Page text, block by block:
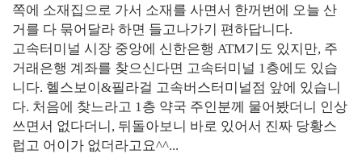
쪽에 소재집으로 가서 소재를 사면서 한꺼번에 오늘 산
거를 다 묶어달라 하면 들고나가기 편하답니다.
고속터미널 시장 중앙에 신한은행 ATM기도 있지만, 주
거래은행 계좌를 찾으신다면 고속터미널 1층에도 있습
니다. 헬스보이&필라걸 고속버스터미널점 앞에 있습니
다. 처음에 찾느라고 1층 약국 주인분께 물어봤더니 인상
쓰면서 없다더니, 뒤돌아보니 바로 있어서 진짜 당황스
럽고 어이가 없더라고요^^...